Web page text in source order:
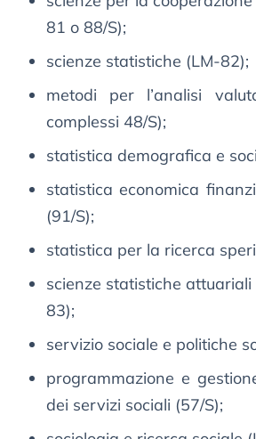
81 o 88/S);
scienze statistiche (LM-82);
metodi per l’analisi
complessi 48/S);
statistica demografica e
statistica economica
(91/S);
statistica per la ricerca
scienze statistiche
83);
servizio sociale e politiche
programmazione e
dei servizi sociali (57/S);